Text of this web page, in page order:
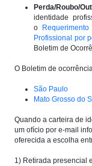
Perda/Roubo/
identidade
o
Profissional por
Boletim de
O Boletim de
São Paulo
Mato Grosso do
Quando a carteira de
um ofício por e-mail
oferecida a escolha
1) Retirada presencial